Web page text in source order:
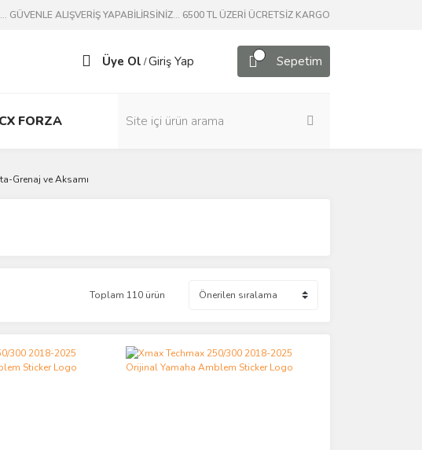
GÜVENLE ALIŞVERİŞ YAPABİLİRSİNİZ... 6500 TL ÜZERİ ÜCRETSİZ KARGO
Üye Ol /Giriş Yap Sepetim
FORZA
Grenaj ve Aksamı
Toplam 110 ürün